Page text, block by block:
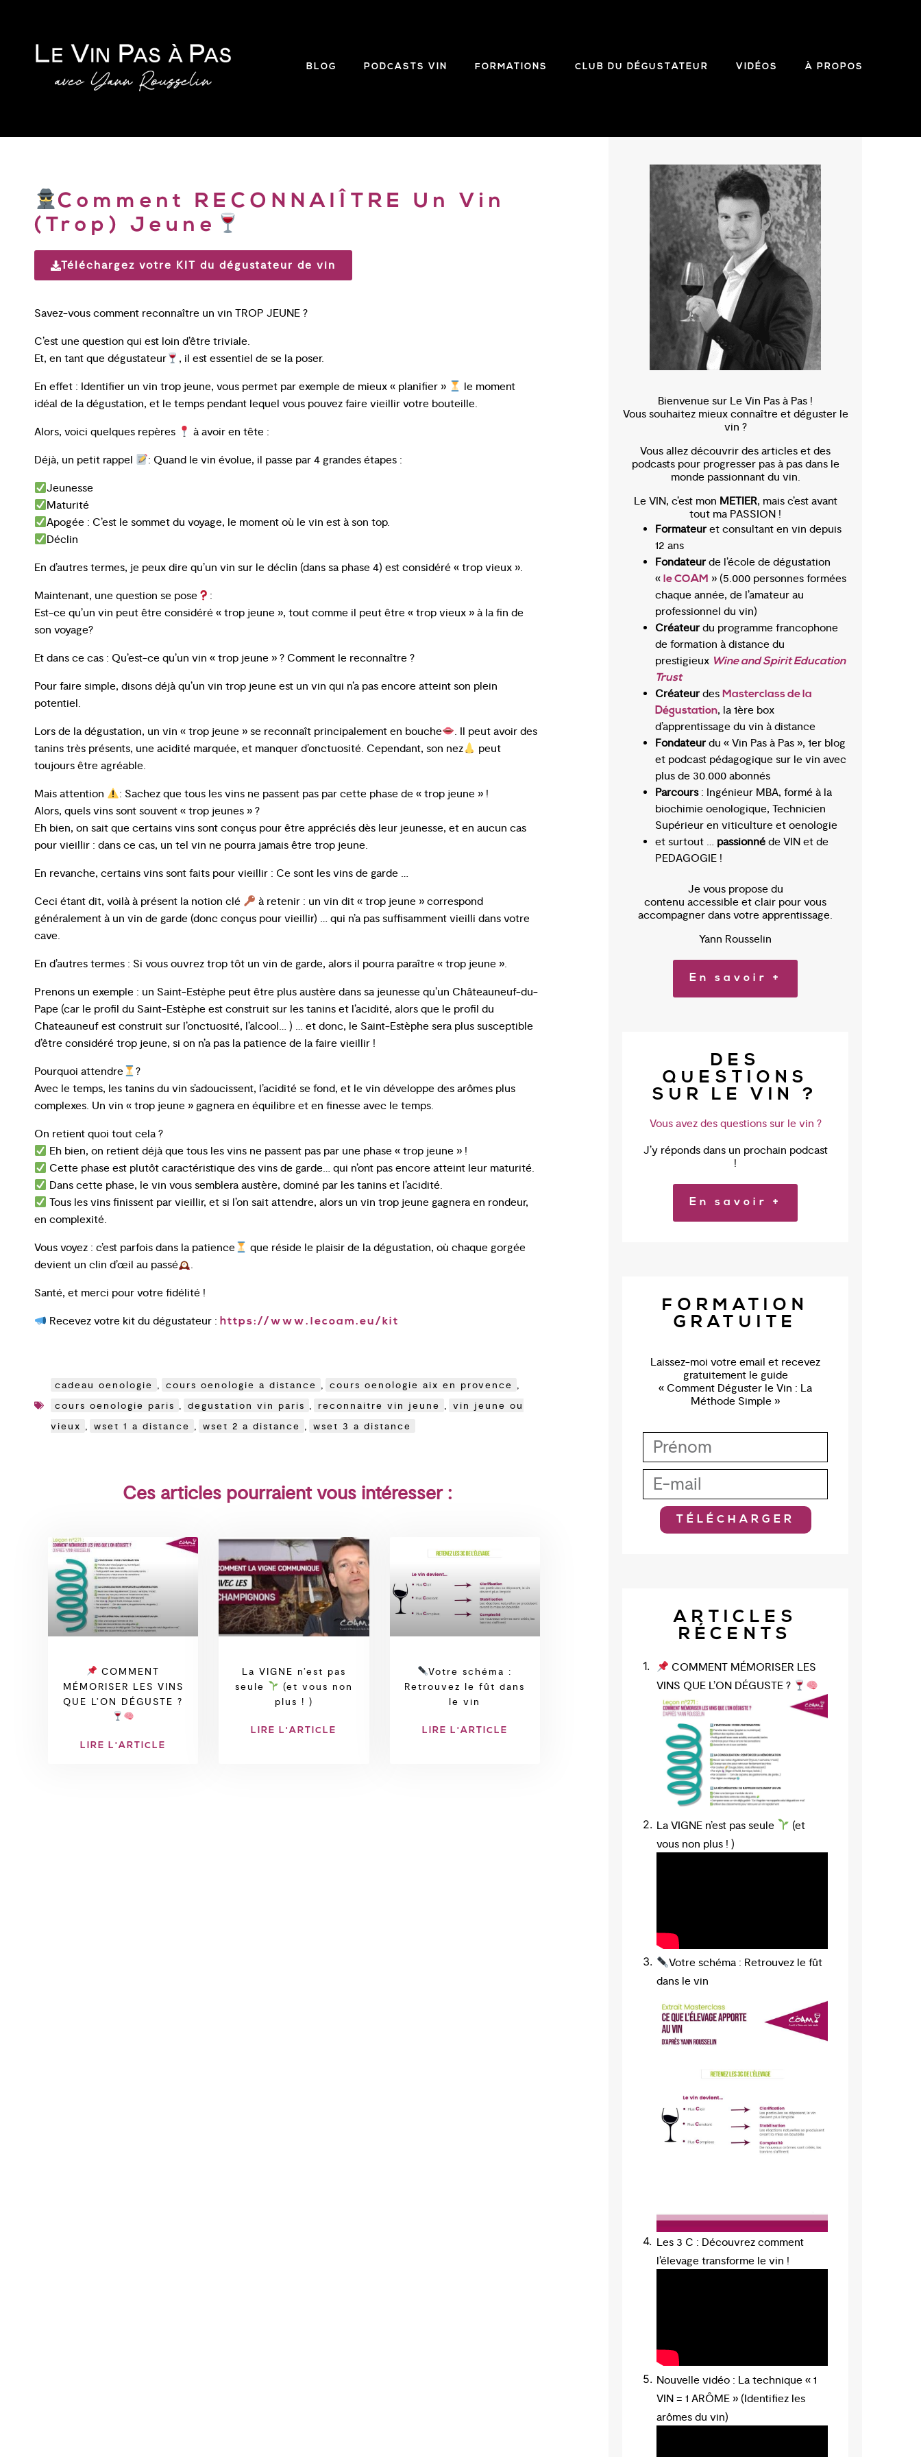
BLOG PODCASTS VIN FORMATIONS CLUB DU DÉGUSTATEUR VIDÉOS À PROPOS
Comment RECONNAIÎTRE Un Vin
(trop) Jeune
Téléchargez votre KIT du dégustateur de vin
Savez-vous comment reconnaître un vin TROP JEUNE ?
C’est une question qui est loin d’être triviale.
Et, en tant que dégustateur
, il est essentiel de se la poser.
En effet : Identifier un vin trop jeune, vous permet par exemple de mieux « planifier »
le moment
idéal de la dégustation, et le temps pendant lequel vous pouvez faire vieillir votre bouteille.
Alors, voici quelques repères à avoir en tête :
Déjà, un petit rappel : Quand le vin évolue, il passe par 4 grandes étapes :
Jeunesse
Maturité
Apogée : C’est le sommet du voyage, le moment où le vin est à son top.
Déclin
En d’autres termes, je peux dire qu’un vin sur le déclin (dans sa phase 4) est considéré « trop vieux ».
Maintenant, une question se pose
:
Est-ce qu’un vin peut être considéré « trop jeune », tout comme il peut être « trop vieux » à la fin de
son voyage?
Et dans ce cas : Qu’est-ce qu’un vin « trop jeune » ? Comment le reconnaître ?
Pour faire simple, disons déjà qu’un vin trop jeune est un vin qui n’a pas encore atteint son plein
potentiel.
Lors de la dégustation, un vin « trop jeune » se reconnaît principalement en bouche
. Il peut avoir des
tanins très présents, une acidité marquée, et manquer d’onctuosité. Cependant, son nez
peut
toujours être agréable.
Mais attention
: Sachez que tous les vins ne passent pas par cette phase de « trop jeune » !
Alors, quels vins sont souvent « trop jeunes » ?
Eh bien, on sait que certains vins sont conçus pour être appréciés dès leur jeunesse, et en aucun cas
pour vieillir : dans ce cas, un tel vin ne pourra jamais être trop jeune.
En revanche, certains vins sont faits pour vieillir : Ce sont les vins de garde …
Ceci étant dit, voilà à présent la notion clé
à retenir : un vin dit « trop jeune » correspond
généralement à un vin de garde (donc conçus pour vieillir) … qui n’a pas suffisamment vieilli dans votre
cave.
En d’autres termes : Si vous ouvrez trop tôt un vin de garde, alors il pourra paraître « trop jeune ».
Prenons un exemple : un Saint-Estèphe peut être plus austère dans sa jeunesse qu’un Châteauneuf-du-
Pape (car le profil du Saint-Estèphe est construit sur les tanins et l’acidité, alors que le profil du
Chateauneuf est construit sur l’onctuosité, l’alcool… ) … et donc, le Saint-Estèphe sera plus susceptible
d’être considéré trop jeune, si on n’a pas la patience de la faire vieillir !
Pourquoi attendre
?
Avec le temps, les tanins du vin s’adoucissent, l’acidité se fond, et le vin développe des arômes plus
complexes. Un vin « trop jeune » gagnera en équilibre et en finesse avec le temps.
On retient quoi tout cela ?
Eh bien, on retient déjà que tous les vins ne passent pas par une phase « trop jeune » !
Cette phase est plutôt caractéristique des vins de garde… qui n’ont pas encore atteint leur maturité.
Dans cette phase, le vin vous semblera austère, dominé par les tanins et l’acidité.
Tous les vins finissent par vieillir, et si l’on sait attendre, alors un vin trop jeune gagnera en rondeur,
en complexité.
Vous voyez : c’est parfois dans la patience
que réside le plaisir de la dégustation, où chaque gorgée
devient un clin d’œil au passé
.
Santé, et merci pour votre fidélité !
Recevez votre kit du dégustateur :https://www.lecoam.eu/kit
cadeau oenologie , cours oenologie a distance , cours oenologie aix en provence ,
cours oenologie paris , degustation vin paris , reconnaitre vin jeune , vin jeune ou
vieux , wset 1 a distance , wset 2 a distance , wset 3 a distance
Ces articles pourraient vous intéresser :
COMMENT
MÉMORISER LES VINS
QUE L’ON DÉGUSTE ?
LIRE L'ARTICLE
La VIGNE n’est pas
seule
(et vous non
plus ! )
LIRE L'ARTICLE
Votre schéma :
Retrouvez le fût dans
le vin
LIRE L'ARTICLE
Bienvenue sur Le Vin Pas à Pas !
Vous souhaitez mieux connaître et déguster le
vin ?
Vous allez découvrir des articles et des
podcasts pour progresser pas à pas dans le
monde passionnant du vin.
Le VIN, c’est mon METIER, mais c’est avant
tout ma PASSION !
Formateur et consultant en vin depuis
12 ans
Fondateur de l’école de dégustation
« le COAM » (5.000 personnes formées
chaque année, de l’amateur au
professionnel du vin)
Créateur du programme francophone
de formation à distance du
prestigieux Wine and Spirit Education
Trust
Créateur des Masterclass de la
Dégustation, la 1ère box
d’apprentissage du vin à distance
Fondateur du « Vin Pas à Pas », 1er blog
et podcast pédagogique sur le vin avec
plus de 30.000 abonnés
Parcours : Ingénieur MBA, formé à la
biochimie oenologique, Technicien
Supérieur en viticulture et oenologie
et surtout … passionné de VIN et de
PEDAGOGIE !
Je vous propose du
contenu accessible et clair pour vous
accompagner dans votre apprentissage.
Yann Rousselin
En savoir +
DES
QUESTIONS
SUR LE VIN ?
Vous avez des questions sur le vin ?
J’y réponds dans un prochain podcast
!
En savoir +
FORMATION
GRATUITE
Laissez-moi votre email et recevez
gratuitement le guide
« Comment Déguster le Vin : La
Méthode Simple »
TÉLÉCHARGER
ARTICLES
RÉCENTS
COMMENT MÉMORISER LES
VINS QUE L’ON DÉGUSTE ?
La VIGNE n’est pas seule
(et
vous non plus ! )
Votre schéma : Retrouvez le fût
dans le vin
Les 3 C : Découvrez comment
l’élevage transforme le vin !
Nouvelle vidéo : La technique « 1
VIN = 1 ARÔME » (Identifiez les
arômes du vin)